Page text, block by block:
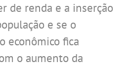
de renda e a inserção
e se o
econômico fica
o aumento da